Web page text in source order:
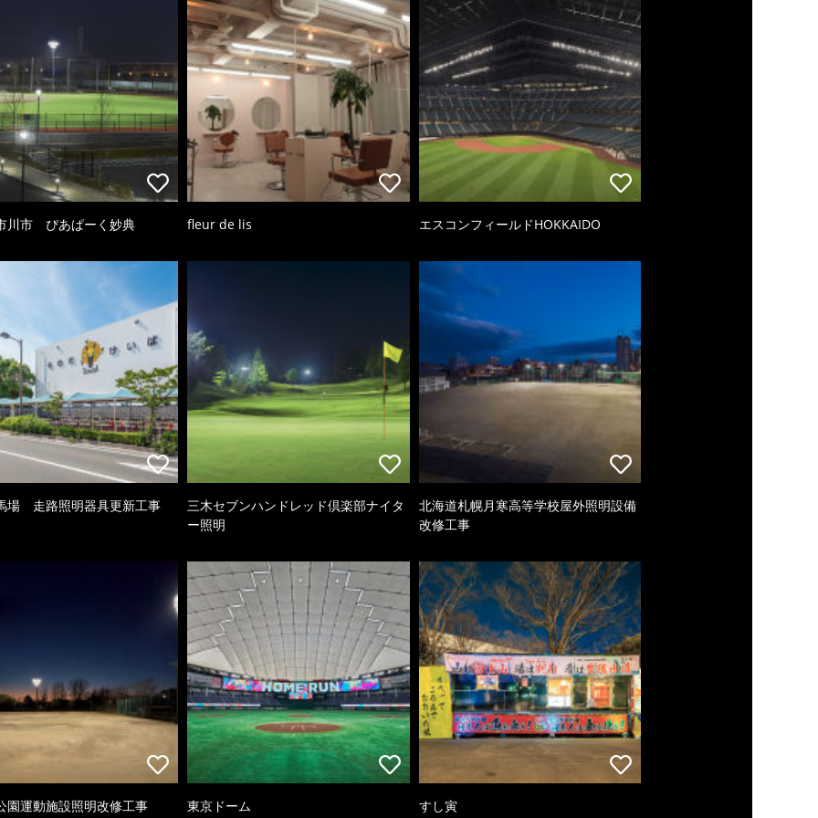
川市 ぴあぱーく妙典 fleur de lis エスコンフィールドHOKKAIDO
場 走路照明器具更新工事
三木セブンハンドレッド倶楽部ナイタ
ー照明
北海道札幌月寒高等学校屋外照明設備
改修工事
園運動施設照明改修工事 東京ドーム すし寅